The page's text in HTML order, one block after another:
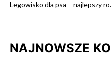
Legowisko dla psa – najlepszy
NAJNOWSZE